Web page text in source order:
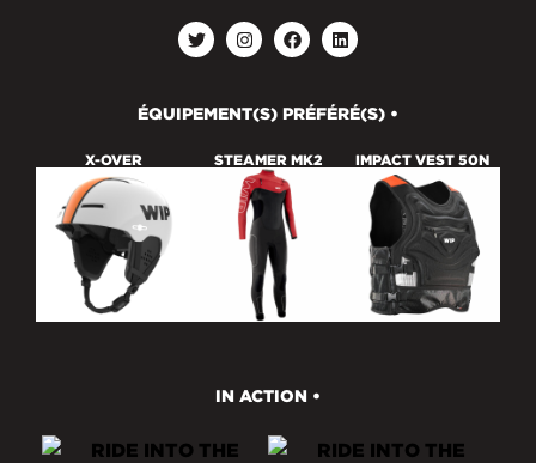
ÉQUIPEMENT(S) PRÉFÉRÉ(S) •
X-OVER STEAMER MK2 IMPACT VEST 50N
IN ACTION •